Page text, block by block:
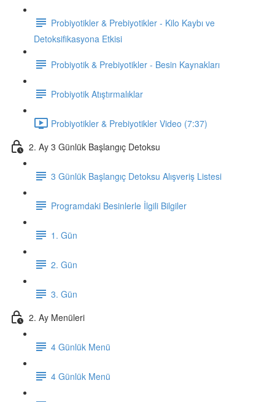
Probiyotikler & Prebiyotikler - Kilo Kaybı ve
Detoksifikasyona Etkisi
Probiyotik & Prebiyotikler - Besin Kaynakları
Probiyotik Atıştırmalıklar
Probiyotikler & Prebiyotikler Video (7:37)
2. Ay 3 Günlük Başlangıç Detoksu
3 Günlük Başlangıç Detoksu Alışveriş Listesi
Programdaki Besinlerle İlgili Bilgiler
1. Gün
2. Gün
3. Gün
2. Ay Menüleri
4 Günlük Menü
4 Günlük Menü